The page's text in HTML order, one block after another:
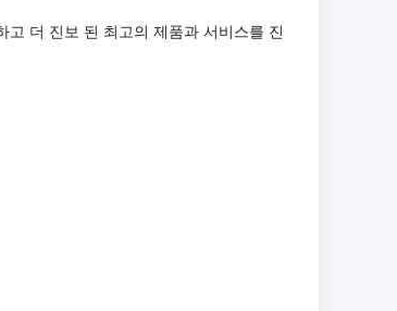
더 진보 된 최고의 제품과 서비스를 진